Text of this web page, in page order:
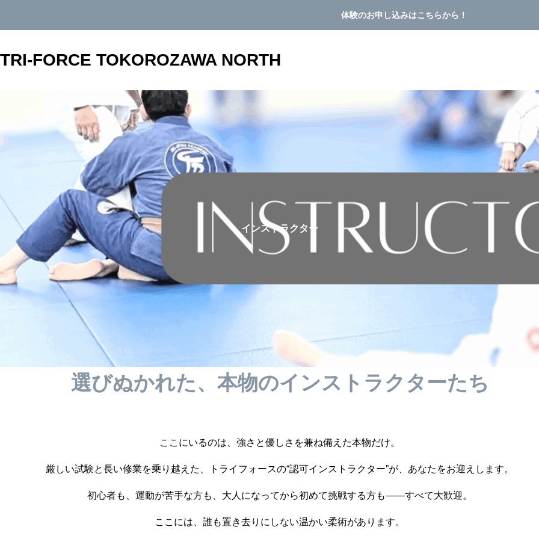
体験のお申し込みはこちらから！
TRI-FORCE TOKOROZAWA NORTH
投稿サンプル1 Hello world! 投稿サンプル4
体験申込
無料体験入門会やベーシッククラスの有料体
験はこちらから
タイムテーブル
最大40,500円が無料！入
ャンペーン！
インストラクター
選びぬかれた、本物のインストラクターたち
ここにいるのは、強さと優しさを兼ね備えた本物だけ。
厳しい試験と長い修業を乗り越えた、トライフォースの“認可インストラクター”が、あなたをお迎えします。
初心者も、運動が苦手な方も、大人になってから初めて挑戦する方も――すべて大歓迎。
ここには、誰も置き去りにしない温かい柔術があります。